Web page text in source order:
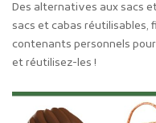
Des alternatives aux sacs
sacs et cabas réutilisables,
contenants personnels
et réutilisez-les !